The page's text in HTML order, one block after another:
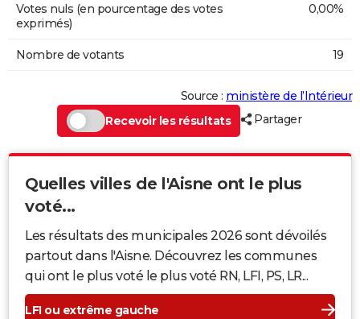
Votes nuls (en pourcentage des votes
exprimés)
0,00%
Nombre de votants 19
Source : ministère de l’Intérieur
Recevoir les résultats
Partager
Quelles villes de l'Aisne ont le plus
voté...
Les résultats des municipales 2026 sont dévoilés
partout dans l'Aisne. Découvrez les communes
qui ont le plus voté le plus voté RN, LFI, PS, LR...
LFI ou extrême gauche